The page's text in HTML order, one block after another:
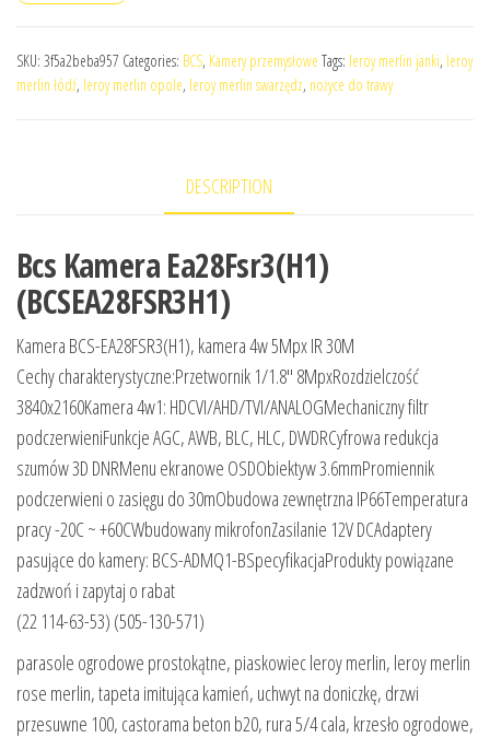
SKU: 3f5a2beba957 Categories: BCS, Kamery przemysłowe Tags: leroy merlin janki, leroy
merlin łódź, leroy merlin opole, leroy merlin swarzędz, nożyce do trawy
DESCRIPTION
Bcs Kamera Ea28Fsr3(H1)
(BCSEA28FSR3H1)
Kamera BCS-EA28FSR3(H1), kamera 4w 5Mpx IR 30M
Cechy charakterystyczne:Przetwornik 1/1.8″ 8MpxRozdzielczość
3840x2160Kamera 4w1: HDCVI/AHD/TVI/ANALOGMechaniczny filtr
podczerwieniFunkcje AGC, AWB, BLC, HLC, DWDRCyfrowa redukcja
szumów 3D DNRMenu ekranowe OSDObiektyw 3.6mmPromiennik
podczerwieni o zasięgu do 30mObudowa zewnętrzna IP66Temperatura
pracy -20C ~ +60CWbudowany mikrofonZasilanie 12V DCAdaptery
pasujące do kamery: BCS-ADMQ1-BSpecyfikacjaProdukty powiązane
zadzwoń i zapytaj o rabat
(22 114-63-53) (505-130-571)
parasole ogrodowe prostokątne, piaskowiec leroy merlin, leroy merlin
rose merlin, tapeta imitująca kamień, uchwyt na doniczkę, drzwi
przesuwne 100, castorama beton b20, rura 5/4 cala, krzesło ogrodowe,